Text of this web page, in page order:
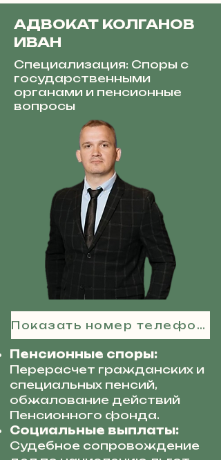
АДВОКАТ КОЛГАНОВ
ИВАН
Специализация: Споры с
государственными
органами и пенсионные
вопросы
Показать номер телефона
Пенсионные споры:
Перерасчет гражданских и
специальных пенсий,
обжалование действий
Пенсионного фонда.
Социальные выплаты:
Судебное сопровождение